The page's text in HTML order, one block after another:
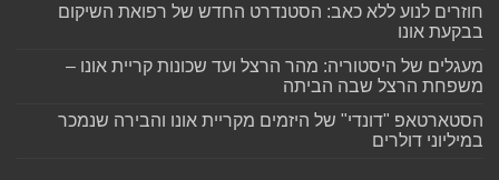
חוזרים לנוע ללא כאב: הסטנדרט החדש של רפואת השיקום
בבקעת אונו
מעגלים של היסטוריה: מהר הרצל ועד שכונות קריית אונו –
משפחת הרצל שבה הביתה
הסטארטאפ "דונדי" של היזמים מקריית אונו והבירה שנמכר
במיליוני דולרים